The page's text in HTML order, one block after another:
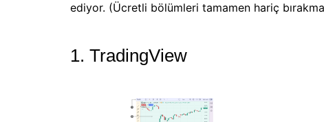
ediyor. (Ücretli bölümleri tamamen hariç
1. TradingView